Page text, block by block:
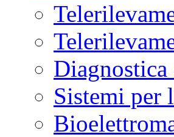
Diagnostica
Sistemi per